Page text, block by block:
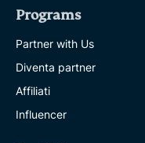
Programs
Partner with Us
Diventa partner
Affiliati
Influencer